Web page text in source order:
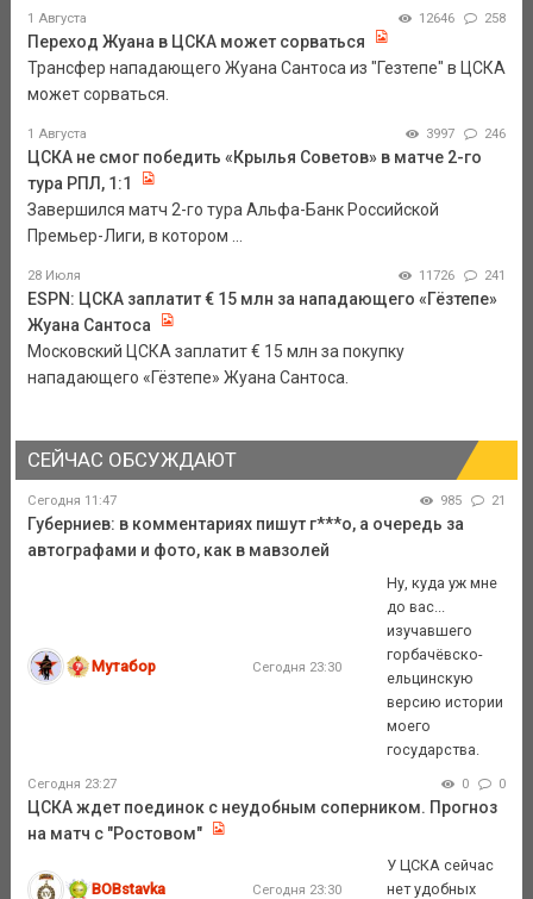
1 Августа 12646 258
Переход Жуана в ЦСКА может сорваться
Трансфер нападающего Жуана Сантоса из "Гезтепе" в ЦСКА
может сорваться.
1 Августа 3997 246
ЦСКА не смог победить «Крылья Советов» в матче 2-го
тура РПЛ, 1:1
Завершился матч 2-го тура Альфа-Банк Российской
Премьер-Лиги, в котором ...
28 Июля 11726 241
ESPN: ЦСКА заплатит € 15 млн за нападающего «Гёзтепе»
Жуана Сантоса
Московский ЦСКА заплатит € 15 млн за покупку
нападающего «Гёзтепе» Жуана Сантоса.
СЕЙЧАС ОБСУЖДАЮТ
Сегодня 11:47 985 21
Губерниев: в комментариях пишут г***о, а очередь за
автографами и фото, как в мавзолей
Мутабор Сегодня 23:30
Ну, куда уж мне
до вас...
изучавшего
горбачёвско-
ельцинскую
версию истории
моего
государства.
Сегодня 23:27 0 0
ЦСКА ждет поединок с неудобным соперником. Прогноз
на матч с "Ростовом"
BOBstavka Сегодня 23:30
У ЦСКА сейчас
нет удобных